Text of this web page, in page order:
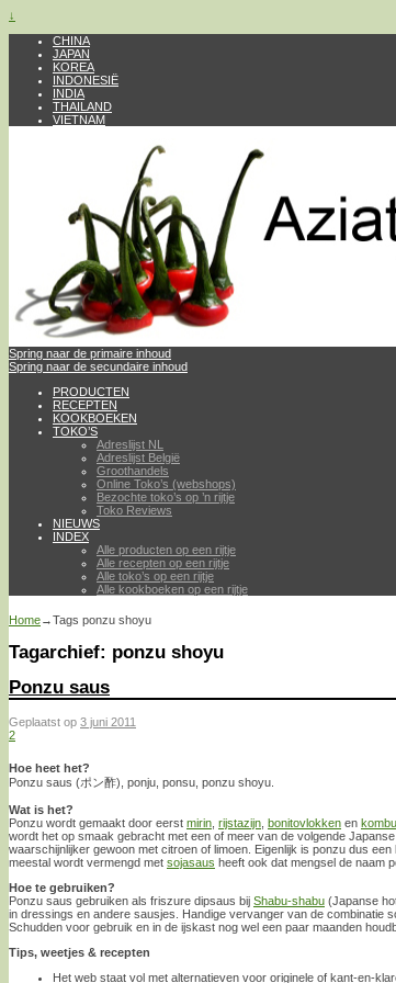
↓
CHINA
JAPAN
KOREA
INDONESIË
INDIA
THAILAND
VIETNAM
Spring naar de primaire inhoud
Spring naar de secundaire inhoud
PRODUCTEN
RECEPTEN
KOOKBOEKEN
TOKO’S
Adreslijst NL
Adreslijst België
Groothandels
Online Toko’s (webshops)
Bezochte toko’s op ’n rijtje
Toko Reviews
NIEUWS
INDEX
Alle producten op een rijtje
Alle recepten op een rijtje
Alle toko’s op een rijtje
Alle kookboeken op een rijtje
Home→Tags ponzu shoyu
Tagarchief: ponzu shoyu
Ponzu saus
Geplaatst op 3 juni 2011
2
Hoe heet het?
Ponzu saus (ポン酢), ponju, ponsu, ponzu shoyu.
Wat is het?
Ponzu wordt gemaakt door eerst mirin rijstazijn bonitovlokken en kombu
wordt het op smaak gebracht met een of meer van de volgende
waarschijnlijker gewoon met citroen of limoen. Eigenlijk is ponzu dus
meestal wordt vermengd met sojasaus heeft ook dat mengsel de naam
Hoe te gebruiken?
Ponzu saus gebruiken als friszure dipsaus bij Shabu-shabu (Japanse
in dressings en andere sausjes. Handige vervanger van de combinatie
Schudden voor gebruik en in de ijskast nog wel een paar maanden
Tips, weetjes & recepten
Het web staat vol met alternatieven voor originele of kant-en-